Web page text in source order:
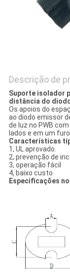
Descrição de
Suporte isolador
distância do
Os apoios do
ao diodo emissor
de luz no PWB
lados e em um
Características
1, UL aprovado.
2, prevenção de
3, operação fácil
4, baixo custo
Especificações